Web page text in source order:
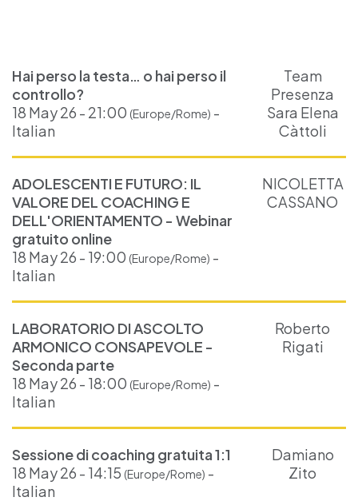
Hai perso la testa… o hai perso il
controllo?
18 May 26 - 21:00 (Europe/Rome) -
Italian
Team
Presenza
Sara Elena
Càttoli
ADOLESCENTI E FUTURO: IL
VALORE DEL COACHING E
DELL'ORIENTAMENTO - Webinar
gratuito online
18 May 26 - 19:00 (Europe/Rome) -
Italian
NICOLETTA
CASSANO
LABORATORIO DI ASCOLTO
ARMONICO CONSAPEVOLE -
Seconda parte
18 May 26 - 18:00 (Europe/Rome) -
Italian
Roberto
Rigati
Sessione di coaching gratuita 1:1
18 May 26 - 14:15 (Europe/Rome) -
Italian
Damiano
Zito